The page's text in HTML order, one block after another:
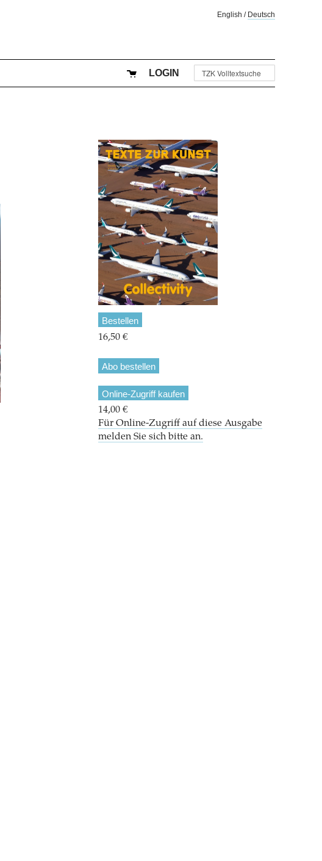
English / Deutsch
LOGIN
Bestellen
16,50 €
Abo bestellen
Online-Zugriff kaufen
14,00 €
Für Online-Zugriff auf diese Ausgabe
melden Sie sich bitte an.